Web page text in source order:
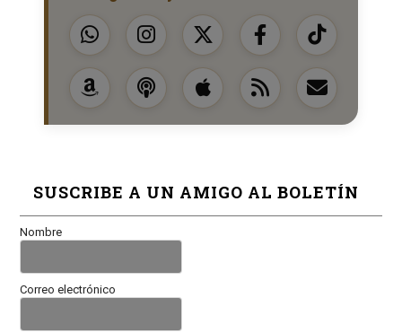
SUSCRIBE A UN AMIGO AL BOLETÍN
Nombre
Correo electrónico